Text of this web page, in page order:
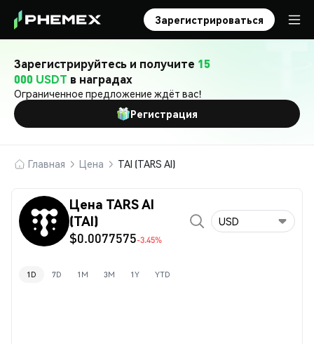
Зарегистрироваться
Зарегистрируйтесь и получите 15
000 USDT в наградах
Ограниченное предложение ждёт вас!
Регистрация
Главная Цена TAI (TARS AI)
Цена TARS AI
(TAI)
$0.0077575-3.45%
USD
1D 7D 1M 3M 1Y YTD